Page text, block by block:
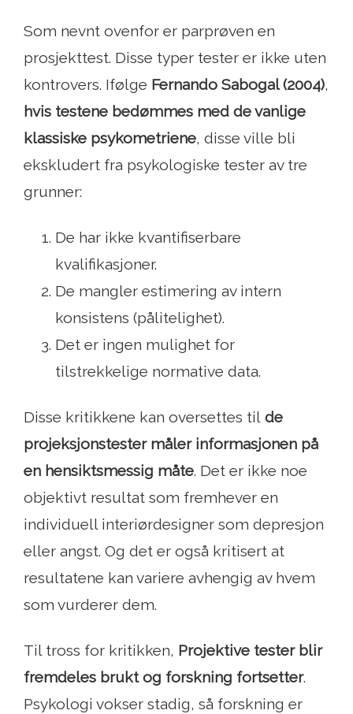
Som nevnt ovenfor er parprøven en
prosjekttest. Disse typer tester er ikke uten
kontrovers. Ifølge Fernando Sabogal (2004),
hvis testene bedømmes med de vanlige
klassiske psykometriene, disse ville bli
ekskludert fra psykologiske tester av tre
grunner:
De har ikke kvantifiserbare
kvalifikasjoner.
De mangler estimering av intern
konsistens (pålitelighet).
Det er ingen mulighet for
tilstrekkelige normative data.
Disse kritikkene kan oversettes til de
projeksjonstester måler informasjonen på
en hensiktsmessig måte. Det er ikke noe
objektivt resultat som fremhever en
individuell interiørdesigner som depresjon
eller angst. Og det er også kritisert at
resultatene kan variere avhengig av hvem
som vurderer dem.
Til tross for kritikken, Projektive tester blir
fremdeles brukt og forskning fortsetter.
Psykologi vokser stadig, så forskning er